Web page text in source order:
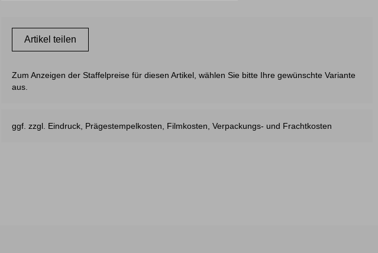
Artikel teilen
Zum Anzeigen der Staffelpreise für diesen Artikel, wählen Sie bitte Ihre gewünschte Variante
aus.
ggf. zzgl. Eindruck, Prägestempelkosten, Filmkosten, Verpackungs- und Frachtkosten